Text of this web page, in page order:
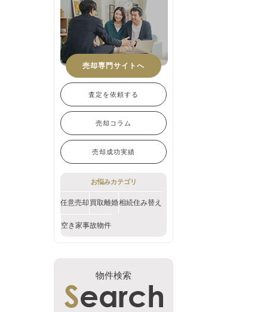
売却専門サイトへ
査定を依頼する
売却コラム
売却成功実績
お悩みカテゴリ
任意売却 買取離婚相続住み替え
空き家事故物件
物件検索